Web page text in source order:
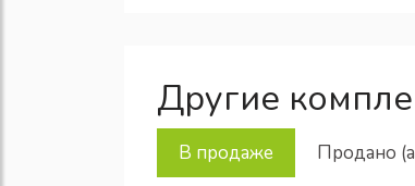
Другие
В продаже Продано